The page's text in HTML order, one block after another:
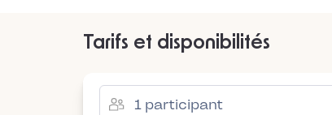
Tarifs et disponibilités